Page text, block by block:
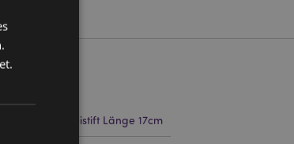
Tiefe 3.5cm Bleistift Länge 17cm